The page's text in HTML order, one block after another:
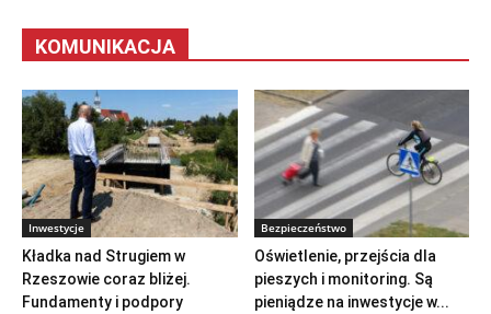
KOMUNIKACJA
Inwestycje
Kładka nad Strugiem w
Rzeszowie coraz bliżej.
Fundamenty i podpory
Bezpieczeństwo
Oświetlenie, przejścia dla
pieszych i monitoring. Są
pieniądze na inwestycje w...